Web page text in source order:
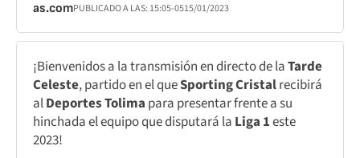
as.comPUBLICADO A LAS: 15:05-0515/01/2023
¡Bienvenidos a la transmisión en directo de laTarde
Celeste, partido en el queSporting Cristalrecibirá
alDeportes Tolima para presentar frente a su
hinchada el equipo que disputará la Liga 1este
2023!